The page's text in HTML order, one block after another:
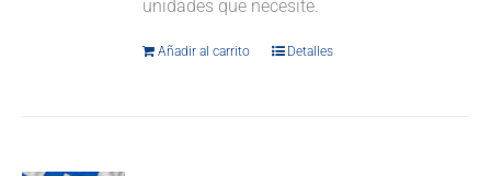
unidades que necesite.
Añadir al carrito Detalles